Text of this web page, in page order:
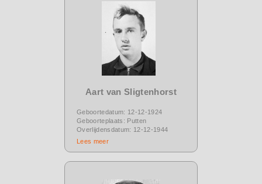
Aart van Sligtenhorst
Geboortedatum: 12-12-1924
Geboorteplaats: Putten
Overlijdensdatum: 12-12-1944
Lees meer